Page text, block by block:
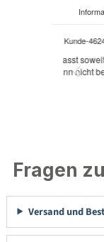
Fragen
Versand und